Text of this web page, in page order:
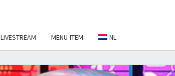
LIVESTREAM MENU-ITEM NL